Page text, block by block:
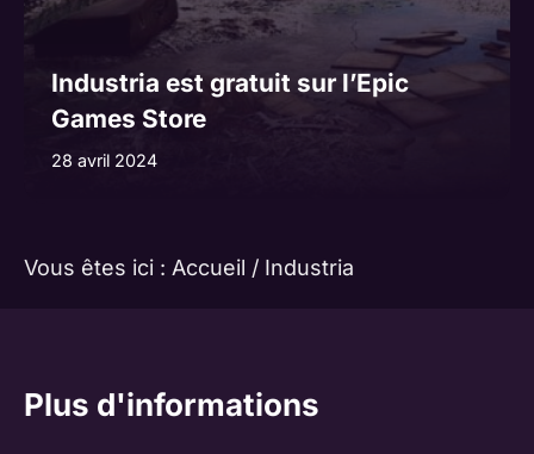
Industria est gratuit sur l’Epic
Games Store
28 avril 2024
Vous êtes ici : Accueil / Industria
Plus d'informations